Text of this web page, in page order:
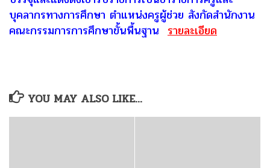
บุคลากรทางการศึกษา ตำแหน่งครูผู้ช่วย สังกัดสำนักงาน
คณะกรรมการการศึกษาขั้นพื้นฐาน รายละเอียด
YOU MAY ALSO LIKE...